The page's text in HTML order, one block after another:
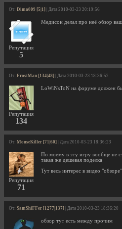
От: Dima009 [5|1] | Дата 2010-03-23 20:19:56
Репутация
5
Медисон делал про неё обзор
От: FrostMan [134|48] | Дата 2010-03-23 18:36:52
Репутация
134
LoWiNsToN на форуме должен
От: MouseKiller [71|60] | Дата 2010-03-23 18:36:23
Репутация
71
По моему в эту игру вообще не
такая же дешевая поделка
Тут весь интерес в видео
От: SamShiFFer [1277|137] | Дата 2010-03-23 18:36:20
обзор тут есть между прочим